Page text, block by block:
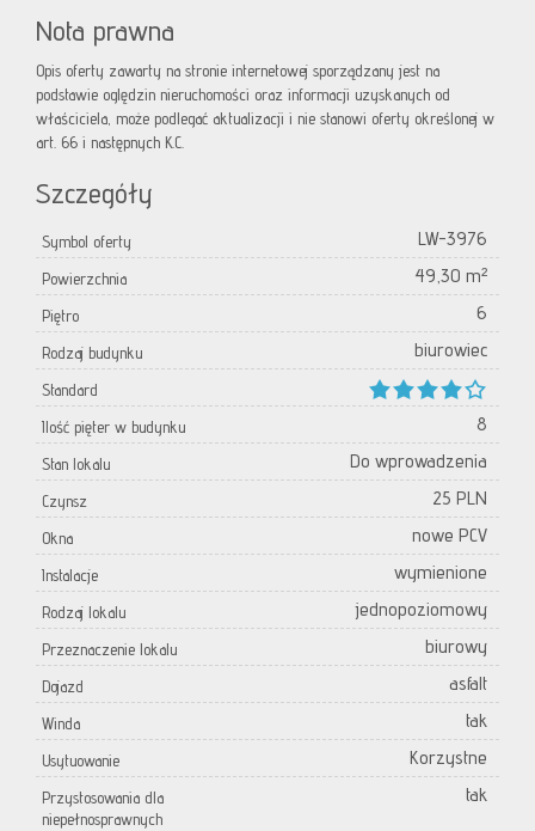
Nota prawna
Opis oferty zawarty na stronie internetowej sporządzany jest na
podstawie oględzin nieruchomości oraz informacji uzyskanych od
właściciela, może podlegać aktualizacji i nie stanowi oferty określonej w
art. 66 i następnych K.C.
Szczegóły
Symbol oferty LW-3976
Powierzchnia 49,30 m²
Piętro 6
Rodzaj budynku biurowiec
Standard
Ilość pięter w budynku
8
Stan lokalu Do wprowadzenia
Czynsz 25 PLN
Okna nowe PCV
Instalacje wymienione
Rodzaj lokalu jednopoziomowy
Przeznaczenie lokalu biurowy
Dojazd asfalt
Winda tak
Usytuowanie Korzystne
Przystosowania dla
niepełnosprawnych
tak